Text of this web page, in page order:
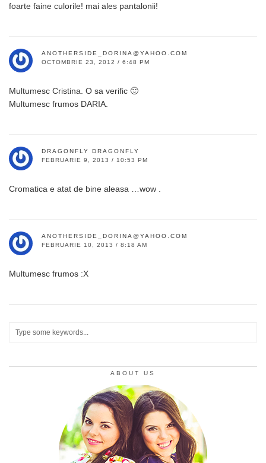
foarte faine culorile! mai ales pantalonii!
ANOTHERSIDE_DORINA@YAHOO.COM
OCTOMBRIE 23, 2012 / 6:48 PM
Multumesc Cristina. O sa verific 🙂
Multumesc frumos DARIA.
DRAGONFLY DRAGONFLY
FEBRUARIE 9, 2013 / 10:53 PM
Cromatica e atat de bine aleasa …wow .
ANOTHERSIDE_DORINA@YAHOO.COM
FEBRUARIE 10, 2013 / 8:18 AM
Multumesc frumos :X
ABOUT US